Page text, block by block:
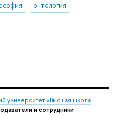
онтология
университет «Высшая школа
и сотрудники